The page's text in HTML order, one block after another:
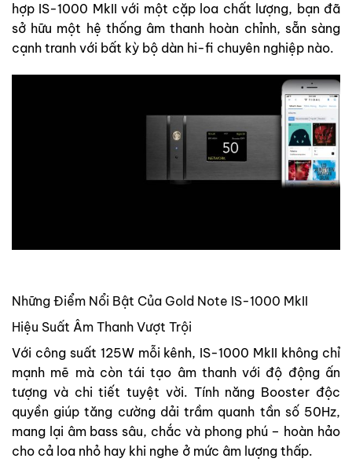
hợp IS-1000 MkII với một cặp loa chất lượng, bạn đã
sở hữu một hệ thống âm thanh hoàn chỉnh, sẵn sàng
cạnh tranh với bất kỳ bộ dàn hi-fi chuyên nghiệp nào.
Những Điểm Nổi Bật Của Gold Note IS-1000 MkII
Hiệu Suất Âm Thanh Vượt Trội
Với công suất 125W mỗi kênh, IS-1000 MkII không chỉ
mạnh mẽ mà còn tái tạo âm thanh với độ động ấn
tượng và chi tiết tuyệt vời. Tính năng Booster độc
quyền giúp tăng cường dải trầm quanh tần số 50Hz,
mang lại âm bass sâu, chắc và phong phú – hoàn hảo
cho cả loa nhỏ hay khi nghe ở mức âm lượng thấp.